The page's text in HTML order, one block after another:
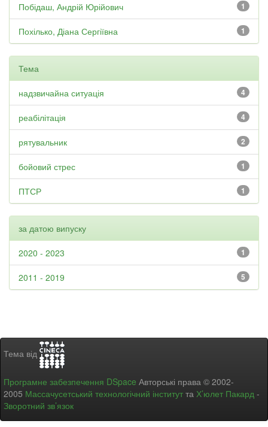
1
Побідаш, Андрій Юрійович
1
Похілько, Діана Сергіївна
Тема
4
надзвичайна ситуація
4
реабілітація
2
рятувальник
1
бойовий стрес
1
ПТСР
за датою випуску
1
2020 - 2023
5
2011 - 2019
Тема від
Програмне забезпечення DSpace Авторські права © 2002-
2005 Массачусетський технологічний інститут та Х’юлет Пакард -
Зворотний зв’язок